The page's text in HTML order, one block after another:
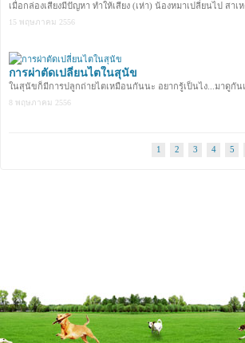
เมื่อกล่องเสียงมีปัญหา ทำให้เสียง (เห่า) น้องหมาเปลี่ยนไป สาเ
15 พฤษภาคม 2556
การผ่าตัดเปลี่ยนไตในสุนัข
ในสุนัขก็มีการปลูกถ่ายไตเหมือนกันนะ อยากรู้เป็นไง...มาดูกัน
8 พฤษภาคม 2556
1 2 3 4 5